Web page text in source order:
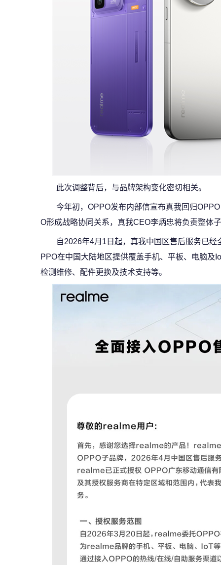
此次调整背后，与品牌架构变化密切相关。
今年初，OPPO发布内部信宣布真我回归
O形成战略协同关系，真我CEO李炳忠将负责整体
自2026年4月1日起，真我中国区售后服务已
PPO在中国大陆地区提供覆盖手机、平板、电脑及
检测维修、配件更换及技术支持等。